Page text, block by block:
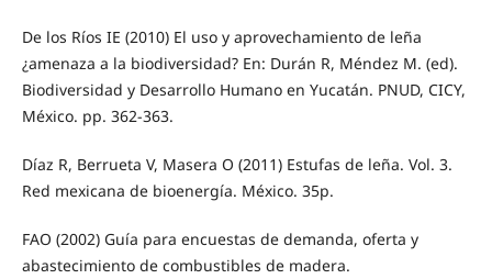
De los Ríos IE (2010) El uso y aprovechamiento de leña
¿amenaza a la biodiversidad? En: Durán R, Méndez M. (ed).
Biodiversidad y Desarrollo Humano en Yucatán. PNUD, CICY,
México. pp. 362-363.
Díaz R, Berrueta V, Masera O (2011) Estufas de leña. Vol. 3.
Red mexicana de bioenergía. México. 35p.
FAO (2002) Guía para encuestas de demanda, oferta y
abastecimiento de combustibles de madera.